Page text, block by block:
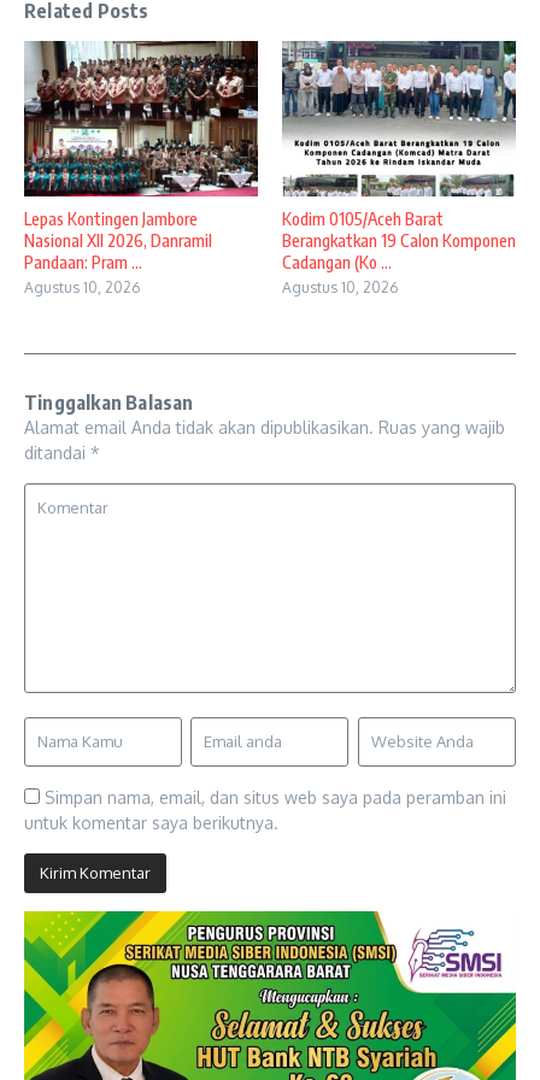
Related Posts
Lepas Kontingen Jambore
Nasional XII 2026, Danramil
Pandaan: Pram ...
Agustus 10, 2026
Kodim 0105/Aceh Barat
Berangkatkan 19 Calon Komponen
Cadangan (Ko ...
Agustus 10, 2026
Tinggalkan Balasan
Alamat email Anda tidak akan dipublikasikan. Ruas yang wajib
ditandai *
Simpan nama, email, dan situs web saya pada peramban ini
untuk komentar saya berikutnya.